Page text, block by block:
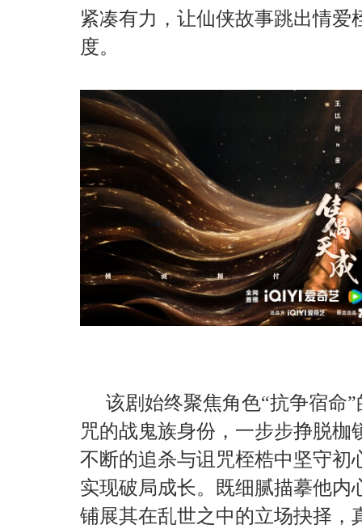
紧凑有力，让仙侠故事跳出情爱
度。
该剧始终聚焦角色“抗争宿命
咒的战鬼族身份，一步步挣脱
不断的追杀与诅咒桎梏中坚守初
实现破局成长。既细腻描摹他内
铺展其在乱世之中的立场抉择，